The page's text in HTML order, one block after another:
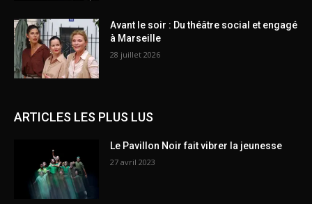
Avant le soir : Du théâtre social et engagé
à Marseille
28 juillet 2026
ARTICLES LES PLUS LUS
Le Pavillon Noir fait vibrer la jeunesse
27 avril 2023